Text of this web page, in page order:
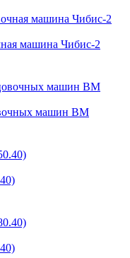
машина Чибис-2
машин ВМ